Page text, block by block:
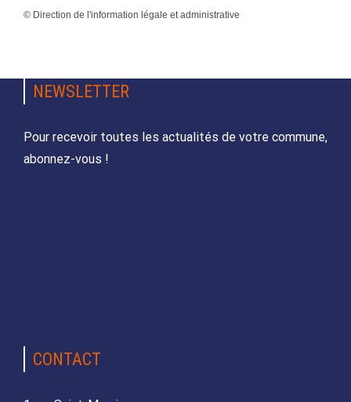
© Direction de l'information légale et administrative
NEWSLETTER
Pour recevoir toutes les actualités de votre commune,
abonnez-vous !
CONTACT